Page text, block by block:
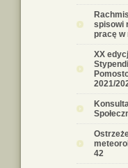
spisowi
pracę w
XX
2021/
42